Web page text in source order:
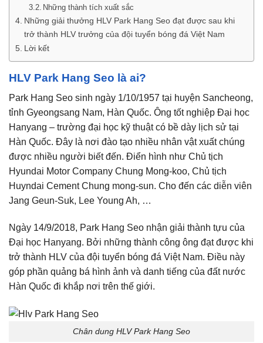
Những thành tích xuất sắc
Những giải thưởng HLV Park Hang Seo đạt được sau khi
trở thành HLV trưởng của đội tuyển bóng đá Việt Nam
Lời kết
HLV Park Hang Seo là ai?
Park Hang Seo sinh ngày 1/10/1957 tại huyện Sancheong,
tỉnh Gyeongsang Nam, Hàn Quốc. Ông tốt nghiệp Đại học
Hanyang – trường đại học kỹ thuật có bề dày lịch sử tại
Hàn Quốc. Đây là nơi đào tạo nhiều nhân vật xuất chúng
được nhiều người biết đến. Điển hình như Chủ tịch
Hyundai Motor Company Chung Mong-koo, Chủ tịch
Huyndai Cement Chung mong-sun. Cho đến các diễn viên
Jang Geun-Suk, Lee Young Ah, …
Ngày 14/9/2018, Park Hang Seo nhận giải thành tựu của
Đại học Hanyang. Bởi những thành công ông đạt được khi
trở thành HLV của đội tuyển bóng đá Việt Nam. Điều này
góp phần quảng bá hình ảnh và danh tiếng của đất nước
Hàn Quốc đi khắp nơi trên thế giới.
Chân dung HLV Park Hang Seo